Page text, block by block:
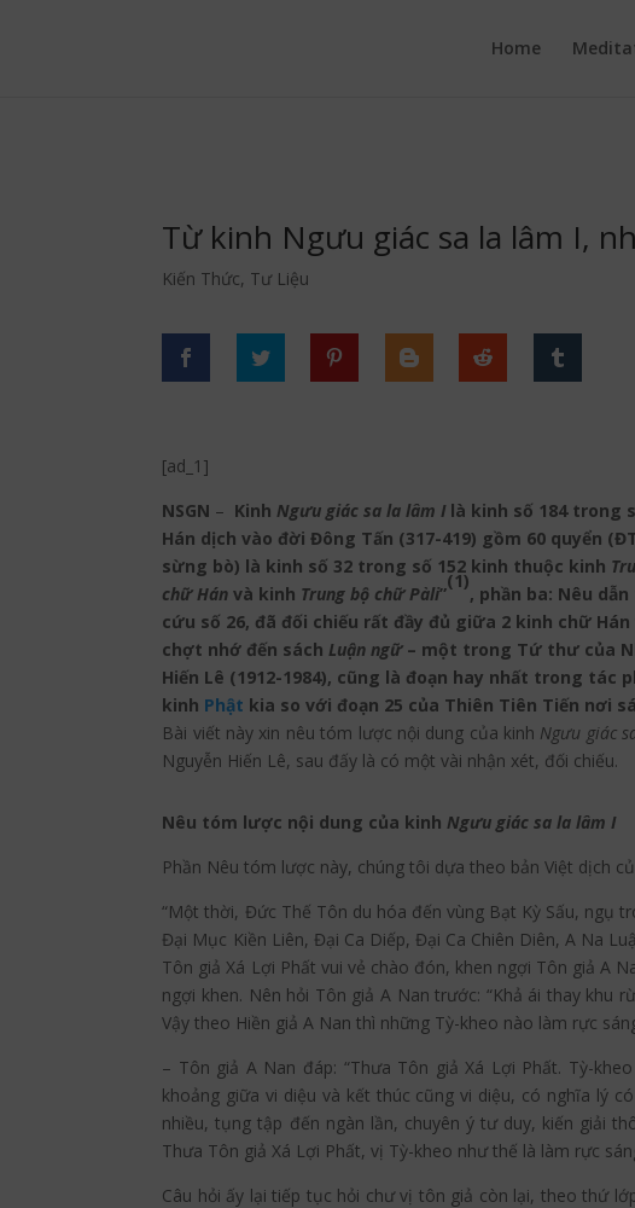
Home
Từ kinh Ngưu giác sa la lâm I,
Kiến Thức, Tư Liệu
[ad_1]
NSGN – Kinh Ngưu giác sa la lâm I là kinh số 184 trong
Hán dịch vào đời Đông Tấn (317-419) gồm 60 quyển
sừng bò) là kinh số 32 trong số 152 kinh thuộc kinh
chữ Hán và kinh Trung bộ chữ Pàli”
(1)
, phần ba: Nêu
cứu số 26, đã đối chiếu rất đầy đủ giữa 2 kinh chữ
chợt nhớ đến sách Luận ngữ– một trong Tứ thư của
Hiến Lê (1912-1984), cũng là đoạn hay nhất trong tác
kinh Phật kia so với đoạn 25 của Thiên Tiên Tiến nơi
Bài viết này xin nêu tóm lược nội dung của kinh Ngưu giác
Nguyễn Hiến Lê, sau đấy là có một vài nhận xét, đối chiếu.
Nêu tóm lược nội dung của kinh Ngưu giác sa la lâm I
Phần Nêu tóm lược này, chúng tôi dựa theo bản Việt dịch
“Một thời, Đức Thế Tôn du hóa đến vùng Bạt Kỳ Sấu, ngụ
Đại Mục Kiền Liên, Đại Ca Diếp, Đại Ca Chiên Diên, A Na
Tôn giả Xá Lợi Phất vui vẻ chào đón, khen ngợi Tôn giả A
ngợi khen. Nên hỏi Tôn giả A Nan trước: “Khả ái thay
Vậy theo Hiền giả A Nan thì những Tỳ-kheo nào làm rực
– Tôn giả A Nan đáp: “Thưa Tôn giả Xá Lợi Phất. Tỳ-
khoảng giữa vi diệu và kết thúc cũng vi diệu, có nghĩa lý
nhiều, tụng tập đến ngàn lần, chuyên ý tư duy, kiến giải
Thưa Tôn giả Xá Lợi Phất, vị Tỳ-kheo như thế là làm rực
Câu hỏi ấy lại tiếp tục hỏi chư vị tôn giả còn lại, theo thứ